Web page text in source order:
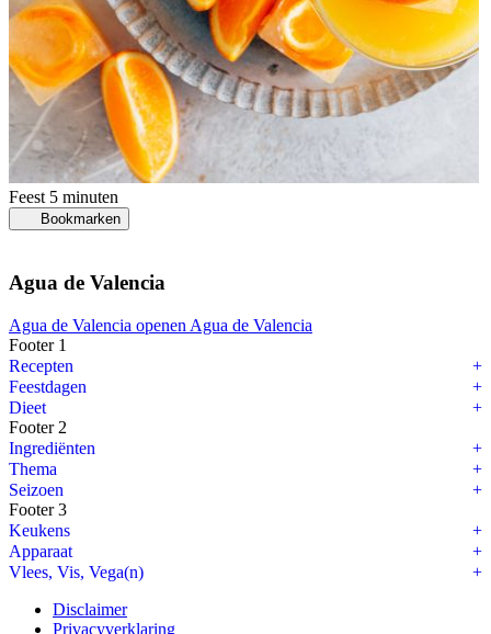
Feest 5 minuten
Bookmarken
Agua de Valencia
Agua de Valencia openen Agua de Valencia
Footer 1
Recepten
Feestdagen
Dieet
Footer 2
Ingrediënten
Thema
Seizoen
Footer 3
Keukens
Apparaat
Vlees, Vis, Vega(n)
Disclaimer
Privacyverklaring